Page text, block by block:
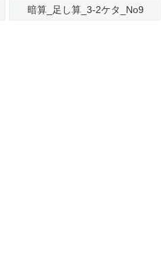
暗算_足し算_3-2ケタ_No9